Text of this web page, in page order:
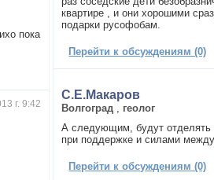
пока
г. 9:42
квартире , и они хорошими
подарки русофобам.
Перейти к обсуждениям (0)
С.Е.Макаров
Волгоград
геолог
А следующим, будут отделять
при поддержке и силами
Перейти к обсуждениям (0)